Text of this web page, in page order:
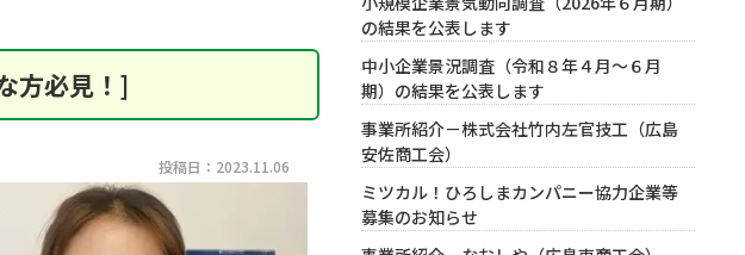
方必見！]
投稿日：2023.11.06
の結果を公表します
中小企業景況調査（令和８年４月～６月
期）の結果を公表します
事業所紹介－株式会社竹内左官技工（広島
安佐商工会）
ミツカル！ひろしまカンパニー協力企業等
募集のお知らせ